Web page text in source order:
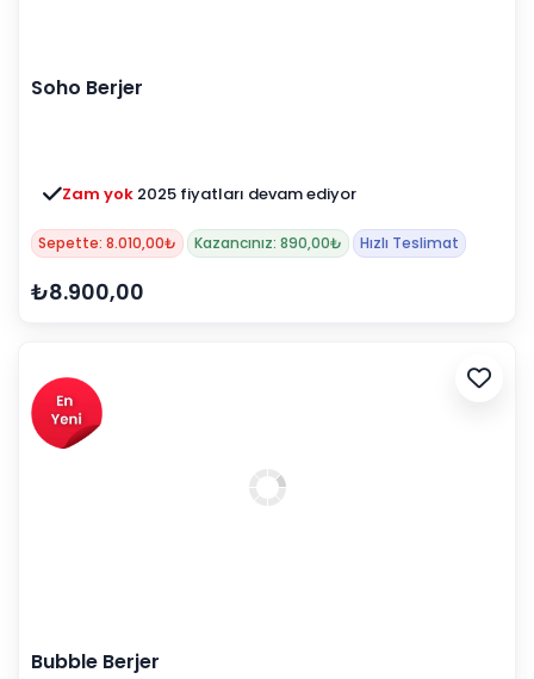
Soho Berjer
Zam yok 2025 fiyatları devam ediyor
Sepette: 8.010,00₺ Kazancınız: 890,00₺ Hızlı Teslimat
₺8.900,00
Bubble Berjer